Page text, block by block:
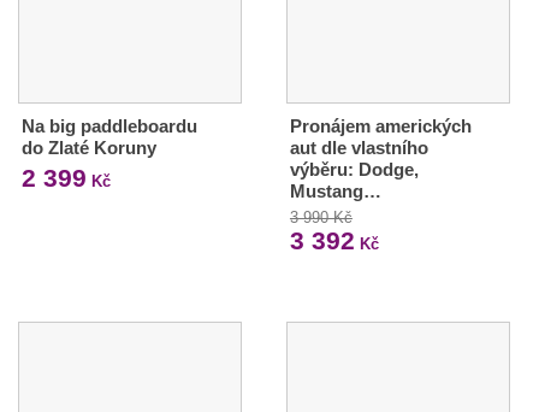
Na big paddleboardu
do Zlaté Koruny
2 399 Kč
Pronájem amerických
aut dle vlastního
výběru: Dodge,
Mustang…
3 990 Kč
3 392 Kč